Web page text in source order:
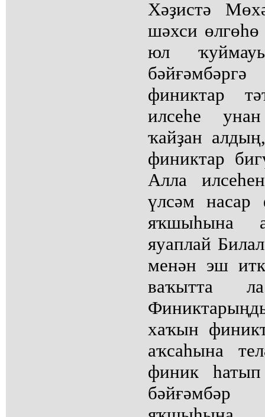
Хәҙистә
шәхси
юл
финиктар
илсеһе
ҡайҙан
финиктар
Алла
үлсәм насар
яҡшыһына
яуаплай
менән эш
ваҡытта
хаҡын
аҡсаһына
финик